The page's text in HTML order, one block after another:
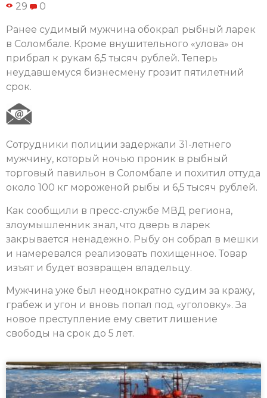
29 0
Ранее судимый мужчина обокрал рыбный ларек
в Соломбале. Кроме внушительного «улова» он
прибрал к рукам 6,5 тысяч рублей. Теперь
неудавшемуся бизнесмену грозит пятилетний
срок.
Сотрудники полиции задержали 31-летнего
мужчину, который ночью проник в рыбный
торговый павильон в Соломбале и похитил оттуда
около 100 кг мороженой рыбы и 6,5 тысяч рублей.
Как сообщили в пресс-службе МВД региона,
злоумышленник знал, что дверь в ларек
закрывается ненадежно. Рыбу он собрал в мешки
и намеревался реализовать похищенное. Товар
изъят и будет возвращен владельцу.
Мужчина уже был неоднократно судим за кражу,
грабеж и угон и вновь попал под «уголовку». За
новое преступление ему светит лишение
свободы на срок до 5 лет.